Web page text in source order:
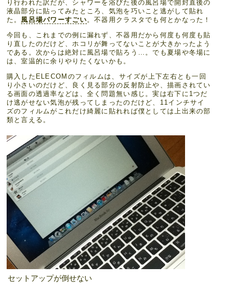
り行われた訳だが、シャワーを浴びた後の風呂場で開封直後の
液晶部分に貼ってみたところ、気泡を巧いこと逃がして貼れ
た。 風呂場パワーすごい。不器用クラスタでも何とかなった！
今回も、これまでの例に漏れず、不器用だから何度も何度も貼
り直したのだけど、ホコリが舞ってないことが大きかったよう
である。次からは絶対に風呂場で貼ろう…。でも夏場や冬場に
は、室温的に余りやりたくないかも。
購入したELECOMのフィルムは、サイズが上下左右とも一回
り小さいのだけど、良く見る部分の反射防止や、描画されてい
る画面の透過率などは、全く問題無い感じ。実は右下に1つだ
け逃がせない気泡が残ってしまったのだけど、11インチサイ
ズのフィルムがこれだけ綺麗に貼れれば僕としては上出来の部
類と言える。
セットアップが倒せない